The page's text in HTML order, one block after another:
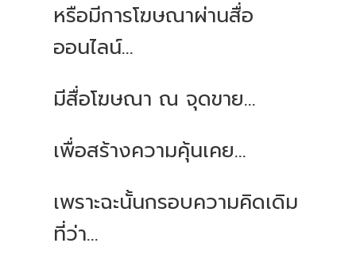
หรือมีการโฆษณาผ่านสื่อ
ออนไลน์...
มีสื่อโฆษณา ณ จุดขาย...
เพื่อสร้างความคุ้นเคย…
เพราะฉะนั้นกรอบความคิดเดิม
ที่ว่า…